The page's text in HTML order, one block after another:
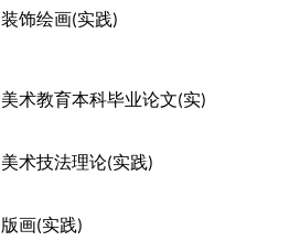
装饰绘画(实践)
美术教育本科毕业论文(实)
美术技法理论(实践)
版画(实践)